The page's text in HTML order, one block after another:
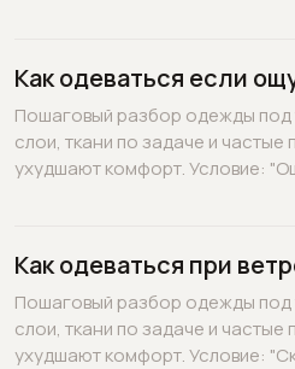
Как одеваться если
Пошаговый разбор одежды
слои, ткани по задаче и
ухудшают комфорт. Условие:
Как одеваться при
Пошаговый разбор одежды
слои, ткани по задаче и
ухудшают комфорт. Условие: